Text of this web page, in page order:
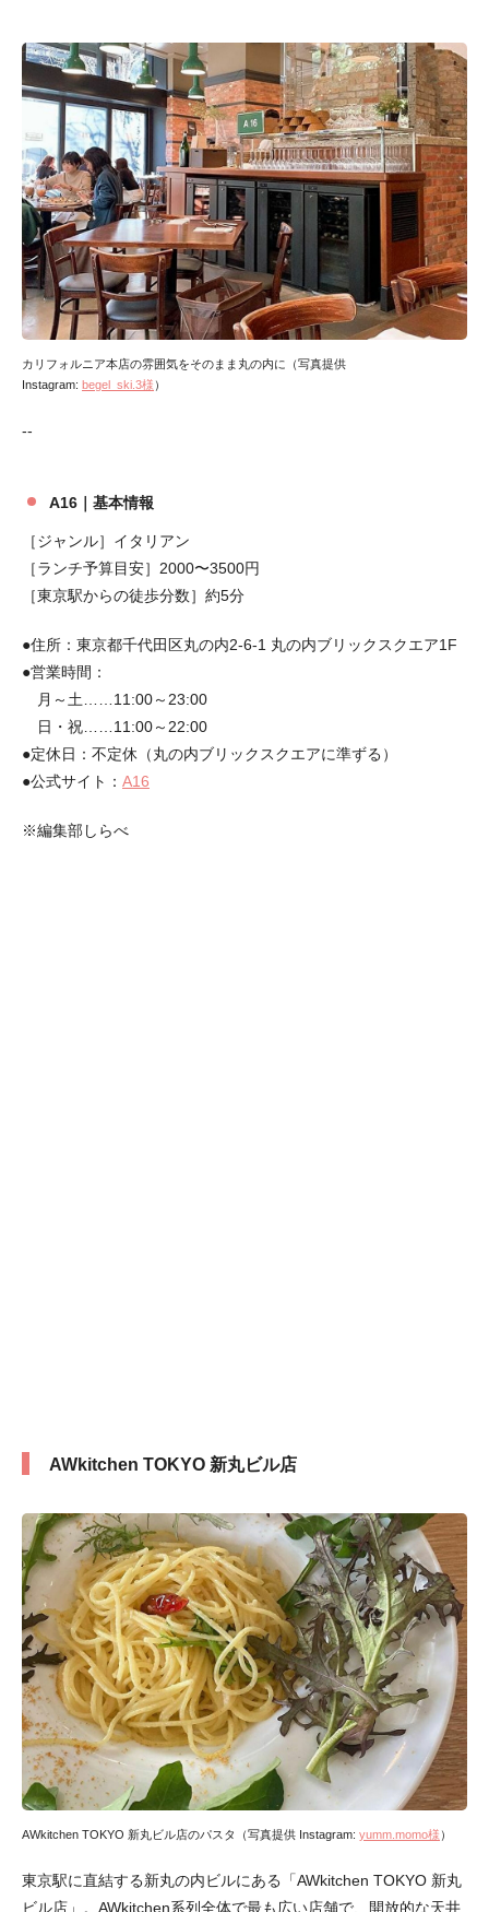
カリフォルニア本店の雰囲気をそのまま丸の内に（写真提供
Instagram: begel_ski.3様 ）
--
A16｜基本情報
［ジャンル］イタリアン
［ランチ予算目安］2000〜3500円
［東京駅からの徒歩分数］約5分
●住所：東京都千代田区丸の内2-6-1 丸の内ブリックスクエア1F
●営業時間：
月～土……11:00～23:00
日・祝……11:00～22:00
●定休日：不定休（丸の内ブリックスクエアに準ずる）
●公式サイト： A16
※編集部しらべ
AWkitchen TOKYO 新丸ビル店
AWkitchen TOKYO 新丸ビル店のパスタ（写真提供 Instagram: yumm.momo様 ）
東京駅に直結する新丸の内ビルにある「AWkitchen TOKYO 新丸
ビル店」。AWkitchen系列全体で最も広い店舗で、開放的な天井